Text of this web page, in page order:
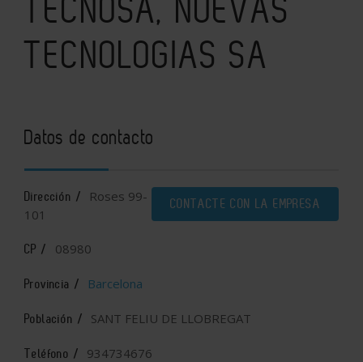
TECNOSA, NUEVAS
TECNOLOGIAS SA
Datos de contacto
CONTACTE CON LA EMPRESA
Dirección /
Roses 99-
101
CP / 08980
Provincia / Barcelona
Población / SANT FELIU DE LLOBREGAT
Teléfono / 934734676